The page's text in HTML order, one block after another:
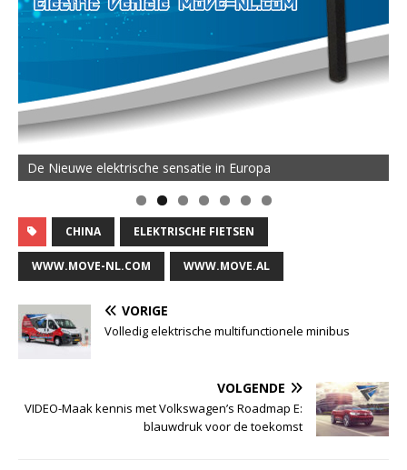
De Nieuwe elektrische sensatie in Europa
CHINA ELEKTRISCHE FIETSEN
WWW.MOVE-NL.COM WWW.MOVE.AL
VORIGE
Volledig elektrische multifunctionele minibus
VOLGENDE
VIDEO-Maak kennis met Volkswagen’s Roadmap E:
blauwdruk voor de toekomst